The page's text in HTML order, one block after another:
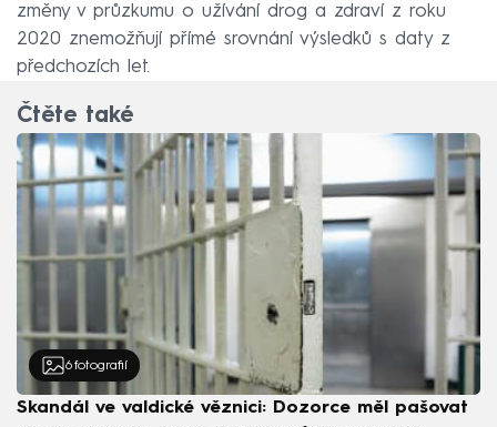
změny v průzkumu o užívání drog a zdraví z roku
2020 znemožňují přímé srovnání výsledků s daty z
předchozích let.
Čtěte také
6 fotografií
Skandál ve valdické věznici: Dozorce měl pašovat